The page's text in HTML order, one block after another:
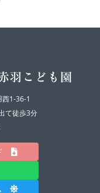
1-36-1
て徒歩3分